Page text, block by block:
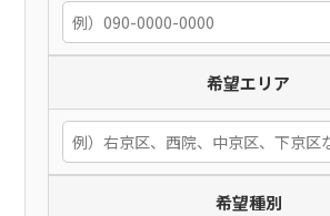
希望エリア
希望種別